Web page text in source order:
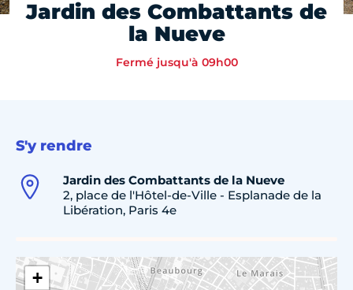
Jardin des Combattants de
la Nueve
Fermé jusqu'à 09h00
S'y rendre
Jardin des Combattants de la Nueve
2, place de l'Hôtel-de-Ville - Esplanade de la
Libération, Paris 4e
+